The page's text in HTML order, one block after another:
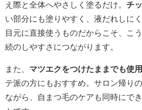
え際と全体へやさしく塗るだけ。 チ
い部分にも塗りやすく、液だれしに
目元に直接使うものだからこそ、こ
続のしやすさにつながります。
また、 マツエクをつけたままでも使
テ派の方にもおすすめ。サロン帰り
ながら、自まつ毛のケアも同時にで